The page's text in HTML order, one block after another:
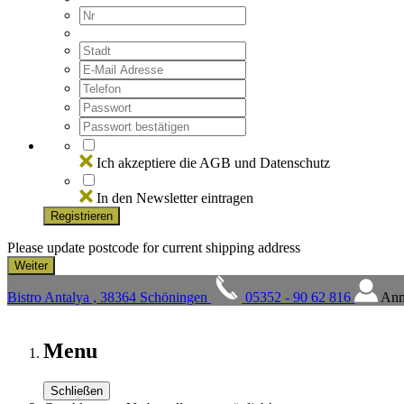
Ich akzeptiere die AGB und Datenschutz
In den Newsletter eintragen
Registrieren
Please update postcode for current shipping address
Bistro Antalya , 38364 Schöningen 05352 - 90 62 816
Menu
Schließen